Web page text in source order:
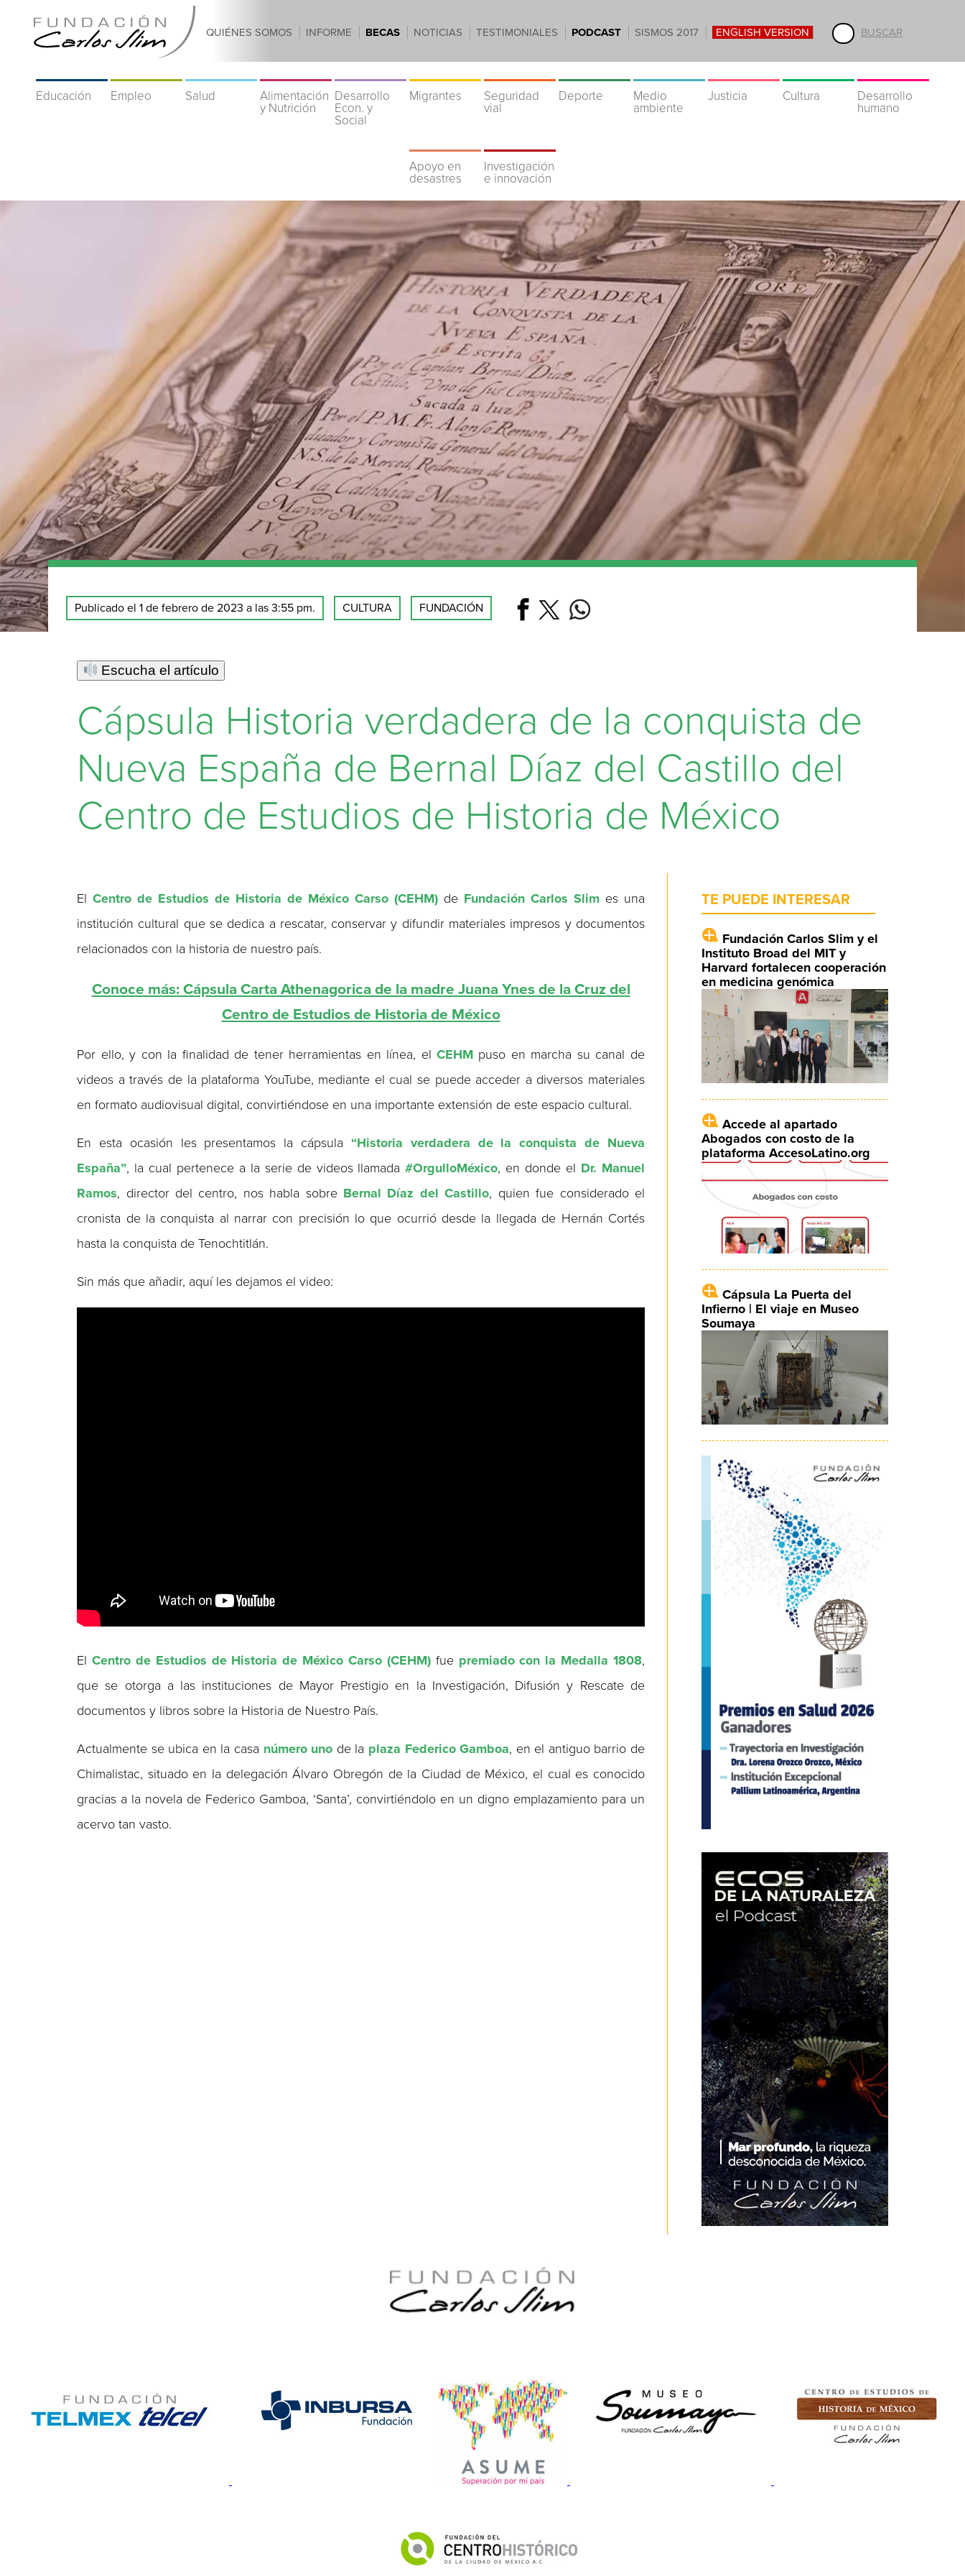
BUSCAR
QUIÉNES SOMOS INFORME BECAS NOTICIAS TESTIMONIALES PODCAST SISMOS 2017 ENGLISH VERSION
Educación Empleo Salud
Alimentación
y Nutrición
Desarrollo
Econ. y
Social
Migrantes
Seguridad
vial
Deporte
Medio
ambiente
Justicia Cultura
Desarrollo
humano
Apoyo en
desastres
Investigación
e innovación
Publicado el 1 de febrero de 2023 a las 3:55 pm. CULTURA FUNDACIÓN
Escucha el artículo
Cápsula Historia verdadera de la conquista de
Nueva España de Bernal Díaz del Castillo del
Centro de Estudios de Historia de México
ElCentro de Estudios de Historia de México Carso (CEHM) de Fundación Carlos Slimes una
institución cultural que se dedica a rescatar, conservar y difundir materiales impresos y documentos
relacionados con la historia de nuestro país.
Conoce más: Cápsula Carta Athenagorica de la madre Juana Ynes de la Cruz del
Centro de Estudios de Historia de México
Por ello, y con la finalidad de tener herramientas en línea, elCEHM puso en marcha su canal de
videos a través de la plataforma YouTube, mediante el cual se puede acceder a diversos materiales
en formato audiovisual digital, convirtiéndose en una importante extensión de este espacio cultural.
En esta ocasión les presentamos la cápsula “Historia verdadera de la conquista de Nueva
España”, la cual pertenece a la serie de videos llamada#OrgulloMéxico, en donde el Dr. Manuel
Ramos, director del centro, nos habla sobre Bernal Díaz del Castillo, quien fue considerado el
cronista de la conquista al narrar con precisión lo que ocurrió desde la llegada de Hernán Cortés
hasta la conquista de Tenochtitlán.
Sin más que añadir, aquí les dejamos el video:
ElCentro de Estudios de Historia de México Carso (CEHM)fue premiado con la Medalla 1808,
que se otorga a las instituciones de Mayor Prestigio en la Investigación, Difusión y Rescate de
documentos y libros sobre la Historia de Nuestro País.
Actualmente se ubica en la casa número uno de la plaza Federico Gamboa, en el antiguo barrio de
Chimalistac, situado en la delegación Álvaro Obregón de la Ciudad de México, el cual es conocido
gracias a la novela de Federico Gamboa, ‘Santa’, convirtiéndolo en un digno emplazamiento para un
acervo tan vasto.
TE PUEDE INTERESAR
Fundación Carlos Slim y el
Instituto Broad del MIT y
Harvard fortalecen cooperación
en medicina genómica
Accede al apartado
Abogados con costo de la
plataforma AccesoLatino.org
Cápsula La Puerta del
Infierno | El viaje en Museo
Soumaya